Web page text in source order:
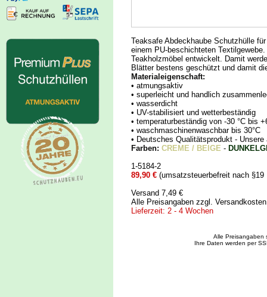
Teaksafe Abdeckhaube Schutzhülle
einem PU-beschichteten
Teakholzmöbel entwickelt. Damit
Blätter bestens geschützt und damit
Materialeigenschaft:
• atmungsaktiv
• superleicht und handlich
• wasserdicht
• UV-stabilisiert und wetterbeständig
• temperaturbeständig von -30 °C bis
• waschmaschinenwaschbar bis 30°C
• Deutsches Qualitätsprodukt -
Farben: CREME / BEIGE -
1-5184-2
89,90 € (umsatzsteuerbefreit nach §19
Versand 7,49 €
Alle Preisangaben zzgl.
Lieferzeit: 2 - 4 Wochen
Alle Preisangaben
Ihre Daten werden per